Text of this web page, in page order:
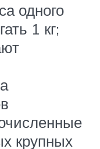
одного
1 кг;
крупных